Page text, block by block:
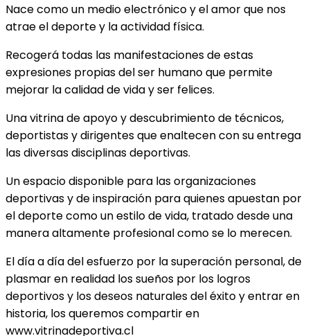
Nace como un medio electrónico y el amor que nos
atrae el deporte y la actividad física.
Recogerá todas las manifestaciones de estas
expresiones propias del ser humano que permite
mejorar la calidad de vida y ser felices.
Una vitrina de apoyo y descubrimiento de técnicos,
deportistas y dirigentes que enaltecen con su entrega
las diversas disciplinas deportivas.
Un espacio disponible para las organizaciones
deportivas y de inspiración para quienes apuestan por
el deporte como un estilo de vida, tratado desde una
manera altamente profesional como se lo merecen.
El día a día del esfuerzo por la superación personal, de
plasmar en realidad los sueños por los logros
deportivos y los deseos naturales del éxito y entrar en
historia, los queremos compartir en
www.vitrinadeportiva.cl